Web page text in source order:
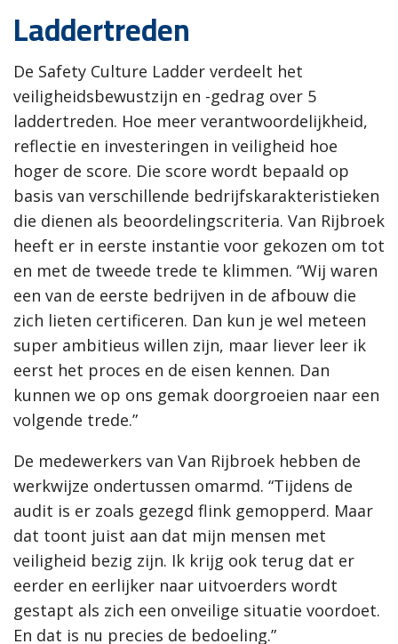
Laddertreden
De Safety Culture Ladder verdeelt het
veiligheidsbewustzijn en -gedrag over 5
laddertreden. Hoe meer verantwoordelijkheid,
reflectie en investeringen in veiligheid hoe
hoger de score. Die score wordt bepaald op
basis van verschillende bedrijfskarakteristieken
die dienen als beoordelingscriteria. Van Rijbroek
heeft er in eerste instantie voor gekozen om tot
en met de tweede trede te klimmen. “Wij waren
een van de eerste bedrijven in de afbouw die
zich lieten certificeren. Dan kun je wel meteen
super ambitieus willen zijn, maar liever leer ik
eerst het proces en de eisen kennen. Dan
kunnen we op ons gemak doorgroeien naar een
volgende trede.”
De medewerkers van Van Rijbroek hebben de
werkwijze ondertussen omarmd. “Tijdens de
audit is er zoals gezegd flink gemopperd. Maar
dat toont juist aan dat mijn mensen met
veiligheid bezig zijn. Ik krijg ook terug dat er
eerder en eerlijker naar uitvoerders wordt
gestapt als zich een onveilige situatie voordoet.
En dat is nu precies de bedoeling.”